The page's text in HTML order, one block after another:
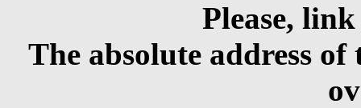
Please,
The absolute address